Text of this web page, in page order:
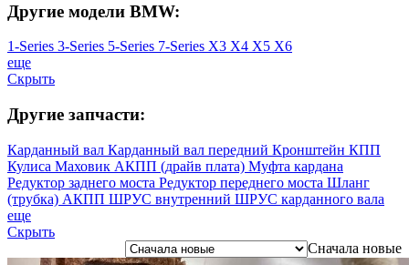
Другие модели BMW:
1-Series 3-Series 5-Series 7-Series X3 X4 X5 X6
еще
Скрыть
Другие запчасти:
Карданный вал Карданный вал передний Кронштейн КПП
Кулиса Маховик АКПП (драйв плата) Муфта кардана
Редуктор заднего моста Редуктор переднего моста Шланг
(трубка) АКПП ШРУС внутренний ШРУС карданного вала
еще
Скрыть
Сначала новые